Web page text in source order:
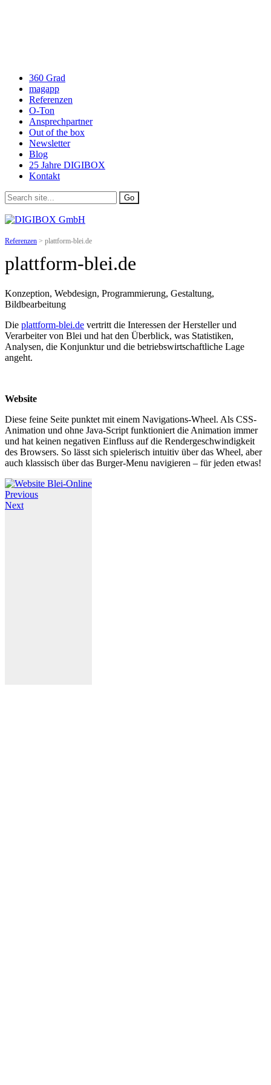
360 Grad
magapp
Referenzen
O-Ton
Ansprechpartner
Out of the box
Newsletter
Blog
25 Jahre DIGIBOX
Kontakt
Referenzen > plattform-blei.de
plattform-blei.de
Konzeption, Webdesign, Programmierung, Gestaltung,
Bildbearbeitung
Die plattform-blei.de vertritt die Interessen der Hersteller und
Verarbeiter von Blei und hat den Überblick, was Statistiken,
Analysen, die Konjunktur und die betriebswirtschaftliche Lage
angeht.
Website
Diese feine Seite punktet mit einem Navigations-Wheel. Als CSS-
Animation und ohne Java-Script funktioniert die Animation immer
und hat keinen negativen Einfluss auf die Rendergeschwindigkeit
des Browsers. So lässt sich spielerisch intuitiv über das Wheel, aber
auch klassisch über das Burger-Menu navigieren – für jeden etwas!
Previous
Next